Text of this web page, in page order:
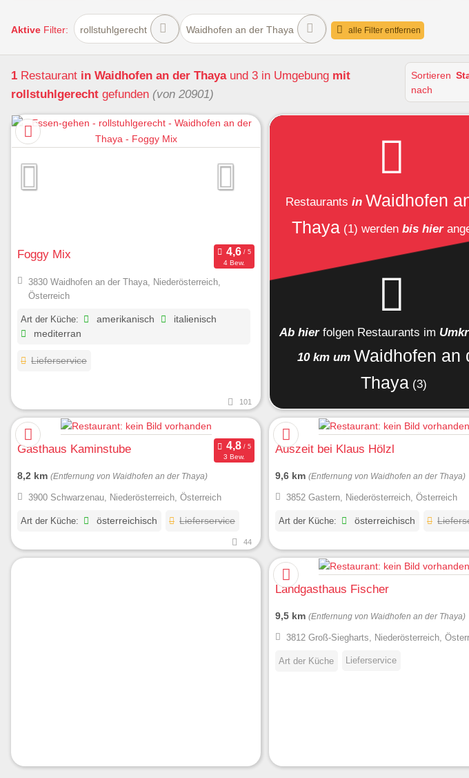
Hunde erlaubt Kapazität Sitzplätze im Freien grüner Gastgarten
Aktive Filter: rollstuhlgerecht Waidhofen an der Thaya alle Filter entfernen
1 Restaurant in Waidhofen an der Thayaund 3 in Umgebung mit
rollstuhlgerecht gefunden (von 20901)
Sortieren
nach
Foggy Mix
4 Bew.
3830 Waidhofen an der Thaya, Niederösterreich,
Österreich
Art der Küche: amerikanisch
italienisch
mediterran
Lieferservice
101
Restaurants in Waidhofen
Thaya (1) werden bis hier
Ab hier folgen Restaurants im
10 km um Waidhofen an
Thaya (3)
Gasthaus Kaminstube
3 Bew.
8,2 km (Entfernung von Waidhofen an der Thaya)
3900 Schwarzenau, Niederösterreich, Österreich
Art der Küche: österreichisch Lieferservice
44
Auszeit bei Klaus Hölzl
9,6 km (Entfernung von Waidhofen an der Thaya)
3852 Gastern, Niederösterreich, Österreich
Art der Küche: österreichisch
Landgasthaus Fischer
9,5 km (Entfernung von Waidhofen an der Thaya)
3812 Groß-Siegharts, Niederösterreich,
Art der Küche Lieferservice